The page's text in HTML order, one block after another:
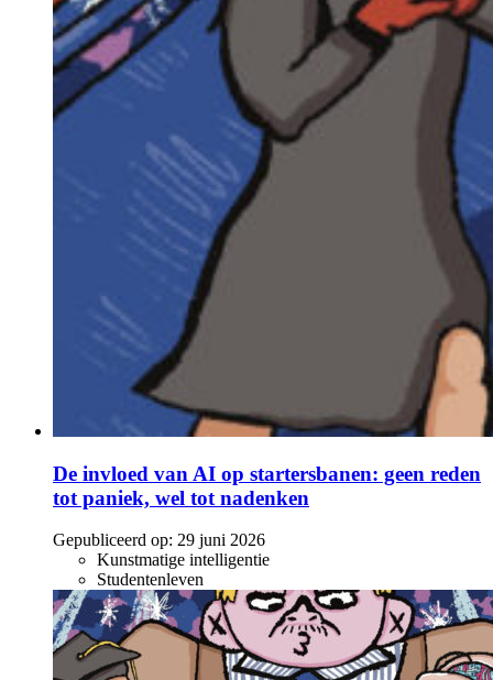
De invloed van AI op startersbanen: geen reden
tot paniek, wel tot nadenken
Gepubliceerd op: 29 juni 2026
Kunstmatige intelligentie
Studentenleven